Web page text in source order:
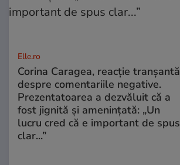
Elle.ro
Corina Caragea, reacție tranșantă
despre comentariile negative.
Prezentatoarea a dezvăluit că a
fost jignită și amenințată: „Un
lucru cred că e important de spus
clar...”